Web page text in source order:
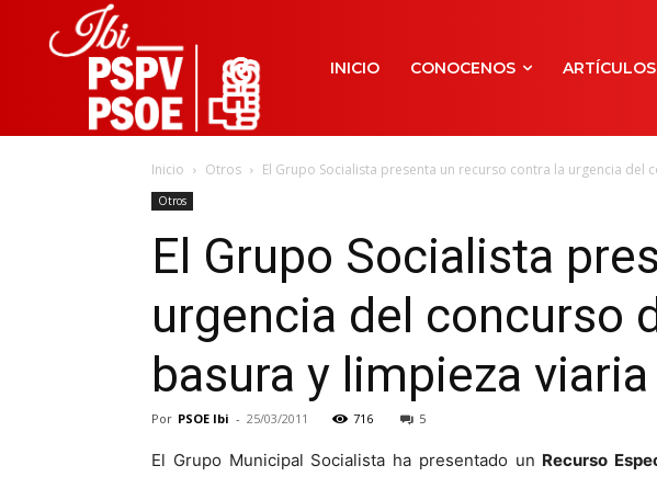
INICIO CONOCENOS
Inicio Otros El Grupo Socialista presenta un recurso contra la urgencia del
Otros
El Grupo Socialista
urgencia del concurso
basura y limpieza viaria
Por PSOE Ibi - 25/03/2011 716 5
El Grupo Municipal Socialista ha presentado un Recurso